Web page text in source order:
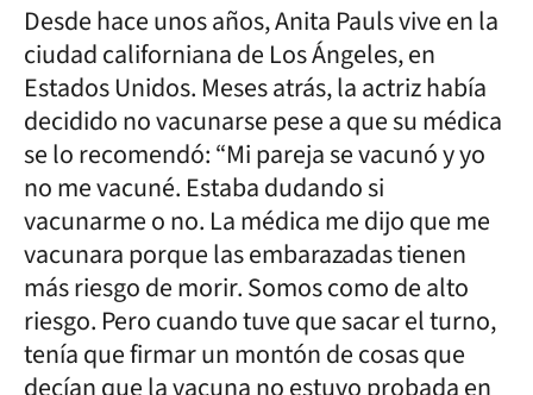
Desde hace unos años, Anita Pauls vive en la
ciudad californiana de Los Ángeles, en
Estados Unidos. Meses atrás, la actriz había
decidido no vacunarse pese a que su médica
se lo recomendó: “Mi pareja se vacunó y yo
no me vacuné. Estaba dudando si
vacunarme o no. La médica me dijo que me
vacunara porque las embarazadas tienen
más riesgo de morir. Somos como de alto
riesgo. Pero cuando tuve que sacar el turno,
tenía que firmar un montón de cosas que